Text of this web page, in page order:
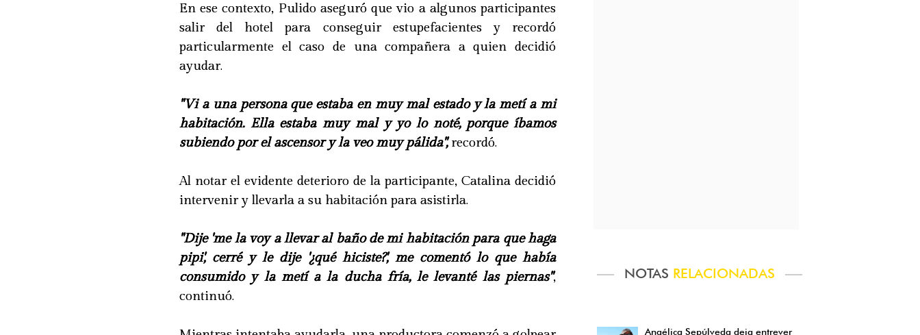
NOTAS RELACIONADAS
Angélica Sepúlveda deja entrever
En ese contexto, Pulido aseguró que vio a algunos participantes
salir del hotel para conseguir estupefacientes y recordó
particularmente el caso de una compañera a quien decidió
ayudar.
"Vi a una persona que estaba en muy mal estado y la metí a mi
habitación. Ella estaba muy mal y yo lo noté, porque íbamos
subiendo por el ascensor y la veo muy pálida",recordó.
Al notar el evidente deterioro de la participante, Catalina decidió
intervenir y llevarla a su habitación para asistirla.
"Dije 'me la voy a llevar al baño de mi habitación para que haga
pipi', cerré y le dije '¿qué hiciste?', me comentó lo que había
consumido y la metí a la ducha fría, le levanté las piernas",
continuó.